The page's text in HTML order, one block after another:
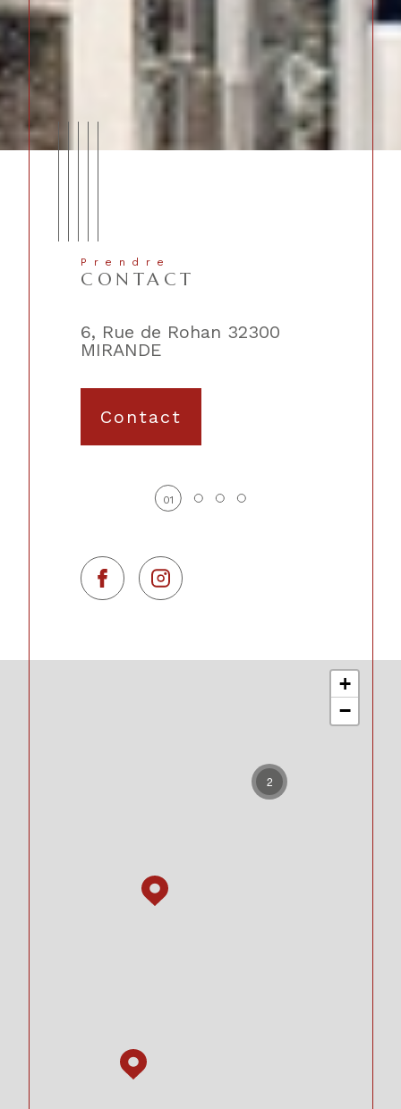
2
+
−
Prendre
CONTACT
6, Rue de Rohan 32300
MIRANDE
Contact
01